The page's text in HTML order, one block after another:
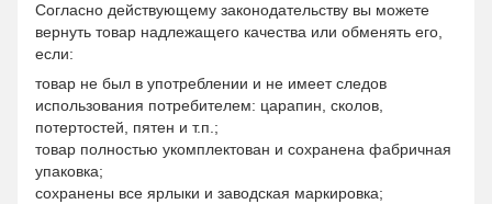
Согласно действующему законодательству вы можете
вернуть товар надлежащего качества или обменять его,
если:
товар не был в употреблении и не имеет следов
использования потребителем: царапин, сколов,
потертостей, пятен и т.п.;
товар полностью укомплектован и сохранена фабричная
упаковка;
сохранены все ярлыки и заводская маркировка;